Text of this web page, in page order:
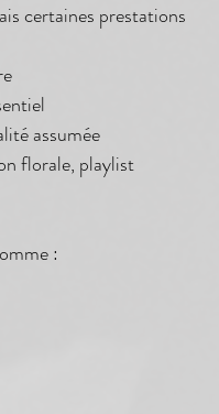
certaines prestations
assumée
florale, playlist
: